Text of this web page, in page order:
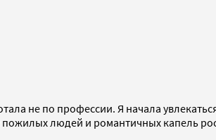
не по профессии. Я начала
людей и романтичных капель